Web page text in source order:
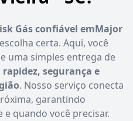
Gás confiável emMajor
certa. Aqui, você
uma simples entrega de
rapidez, segurança e
. Nosso serviço conecta
garantindo
quando você precisar.